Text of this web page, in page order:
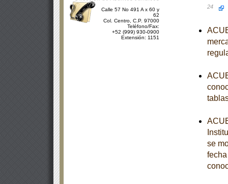
Calle 57 No 491 A x 60 y
62
Col. Centro, C.P. 97000
Teléfono/Fax:
+52 (999) 930-0900
Extensión: 1151
24
se